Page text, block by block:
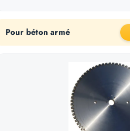
Pour béton armé